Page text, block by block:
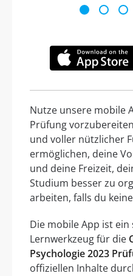
Nutze unsere mobile
Prüfung
und voller nützlicher
ermöglichen, deine
und deine Freizeit,
Studium besser zu
arbeiten, falls du
Die mobile App ist
Lernwerkzeug für die
Psychologie 2023
offiziellen Inhalte